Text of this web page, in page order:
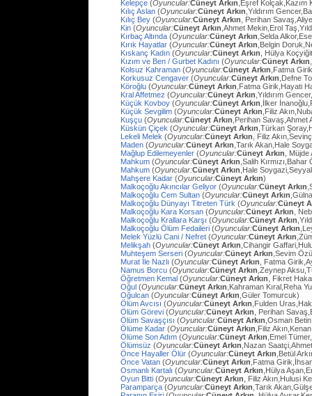
Kelepçe (Oyuncular:Cüneyt Arkın ,Eşref
Kılıç Aslan (Oyuncular:Cüneyt Arkın ,Yıldırım
Kılıç Bey (Oyuncular:Cüneyt Arkın , Perihan
Kin (Oyuncular:Cüneyt Arkın ,Ahmet Mekin,Erol
Kırbaç Altında (Oyuncular:Cüneyt Arkın ,Selda
Kırık Hayatlar (Oyuncular:Cüneyt Arkın ,Belgin
Kıskanç Kadın (Oyuncular:Cüneyt Arkın , Hülya
Kızım ve Ben / Gurbet Kadını (Oyuncular:Cüneyt Arkın
Kolsuz Kahraman (Oyuncular:Cüneyt Arkın ,Fatma
Korkusuz Cengaver (Oyuncular:Cüneyt Arkın ,Defne
Köroğlu (Oyuncular:Cüneyt Arkın ,Fatma Girik,Hayati
Kral Affetmez (Oyuncular:Cüneyt Arkın ,Yıldırım
Küçük Kovboy (Oyuncular:Cüneyt Arkın ,İlker
Küçük Sevgilim (Oyuncular:Cüneyt Arkın ,Filiz
Kuşçu (Oyuncular:Cüneyt Arkın ,Perihan
Küskün Çiçek (Oyuncular:Cüneyt Arkın ,Türkan
Lekeli Melek (Oyuncular:Cüneyt Arkın , Filiz
Maden (Oyuncular:Cüneyt Arkın ,Tarık Akan,Hale
Mağlup Edilemeyenler (Oyuncular:Cüneyt Arkın ,
Mahkum (Oyuncular:Cüneyt Arkın ,Salih
Mahkum (Oyuncular:Cüneyt Arkın ,Hale
Mahşere Kadar (Oyuncular:Cüneyt Arkın)
Malkoçoğlu Akıncılar Geliyor (Oyuncular:Cüneyt Arkın
Malkoçoğlu Cem Sultan (Oyuncular:Cüneyt Arkın
Malkoçoğlu Dünyayı Titreten Türk (Oyuncular:Cüneyt
Malkoçoğlu Kara Korsan (Oyuncular:Cüneyt Arkın ,
Malkoçoğlu Krallara Karşı (Oyuncular:Cüneyt Arkın
Malkoçoğlu Ölüm Fedaileri (Oyuncular:Cüneyt Arkın
Melek Yüzlü Cani / Nefret (Oyuncular:Cüneyt Arkın
Melikşah (Oyuncular:Cüneyt Arkın ,Cihangir
Muhteşem Serseri (Oyuncular:Cüneyt Arkın ,Sevim
Murat İle Nazlı (Oyuncular:Cüneyt Arkın , Fatma
Namus Borcu (Oyuncular:Cüneyt Arkın ,Zeynep
Öğretmen Kemal (Oyuncular:Cüneyt Arkın , Fikret
Oğul (Oyuncular:Cüneyt Arkın ,Kahraman Kıral,Reha
Oğulcan (Oyuncular:Cüneyt Arkın ,Güler Tomurcuk)
Ölüm Avcısı (Oyuncular:Cüneyt Arkın ,Fulden
Ölüm Görevi (Oyuncular:Cüneyt Arkın , Perihan
Ölüm Savaşçısı (Oyuncular:Cüneyt Arkın ,Osman
Ölüme Kadar (Oyuncular:Cüneyt Arkın ,Filiz
Ölüme Son Adım (Oyuncular:Cüneyt Arkın ,Emel
Ölümsüz (Oyuncular:Cüneyt Arkın ,Nazan
Önce Hayaller Ölür (Oyuncular:Cüneyt Arkın ,Betül
Önce Vatan (Oyuncular:Cüneyt Arkın ,Fatma
Osmanlı Kartalı (Oyuncular:Cüneyt Arkın ,Hülya
Oyun Bitti (Oyuncular:Cüneyt Arkın , Filiz Akın,Hulusi
Paramparça (Oyuncular:Cüneyt Arkın ,Tarık